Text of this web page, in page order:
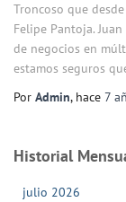
Troncoso que
Felipe Pantoja.
de negocios en
estamos seguros
Por Admin, hace 7
Historial
julio 2026